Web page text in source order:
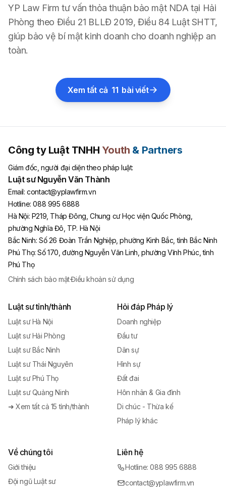
YP Law Firm tư vấn thỏa thuận bảo mật NDA tại Hải
Phòng theo Điều 21 BLLĐ 2019, Điều 84 Luật SHTT,
giúp bảo vệ bí mật kinh doanh cho doanh nghiệp an
toàn.
Xem tất cả 11 bài viết
Công ty Luật TNHH Youth & Partners
Giám đốc, người đại diện theo pháp luật:
Luật sư Nguyễn Văn Thành
Email: contact@yplawfirm.vn
Hotline: 088 995 6888
Hà Nội: P219, Tháp Đông, Chung cư Học viện Quốc Phòng,
phường Nghĩa Đô, TP. Hà Nội
Bắc Ninh:Số 26 Đoàn Trần Nghiệp, phường Kinh Bắc, tỉnh Bắc Ninh
Phú Thọ:Số 170, đường Nguyễn Văn Linh, phường Vĩnh Phúc, tỉnh
Phú Thọ
Chính sách bảo mật·Điều khoản sử dụng
Luật sư tỉnh/thành
Luật sư Hà Nội
Luật sư Hải Phòng
Luật sư Bắc Ninh
Luật sư Thái Nguyên
Luật sư Phú Thọ
Luật sư Quảng Ninh
➜ Xem tất cả 15 tỉnh/thành
Hỏi đáp Pháp lý
Doanh nghiệp
Đầu tư
Dân sự
Hình sự
Đất đai
Hôn nhân & Gia đình
Di chúc - Thừa kế
Pháp lý khác
Về chúng tôi
Giới thiệu
Đội ngũ Luật sư
Liên hệ
Hotline: 088 995 6888
contact@yplawfirm.vn